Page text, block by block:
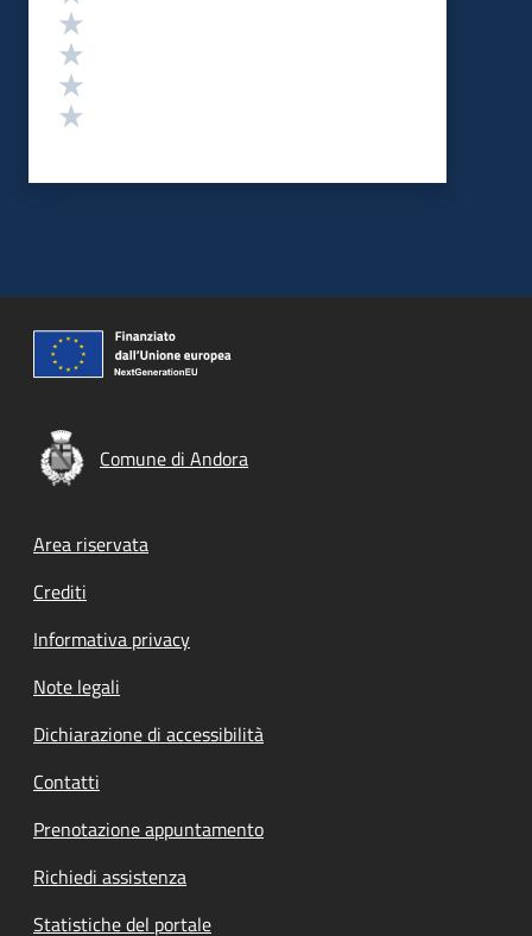
Comune di Andora
Footer menu
Area riservata
Crediti
Informativa privacy
Note legali
Dichiarazione di accessibilità
Contatti
Prenotazione appuntamento
Richiedi assistenza
Statistiche del portale